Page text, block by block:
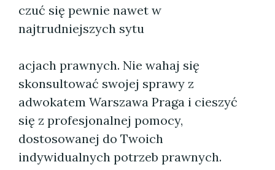
czuć się pewnie nawet w
najtrudniejszych sytu
acjach prawnych. Nie wahaj się
skonsultować swojej sprawy z
adwokatem Warszawa Praga i cieszyć
się z profesjonalnej pomocy,
dostosowanej do Twoich
indywidualnych potrzeb prawnych.